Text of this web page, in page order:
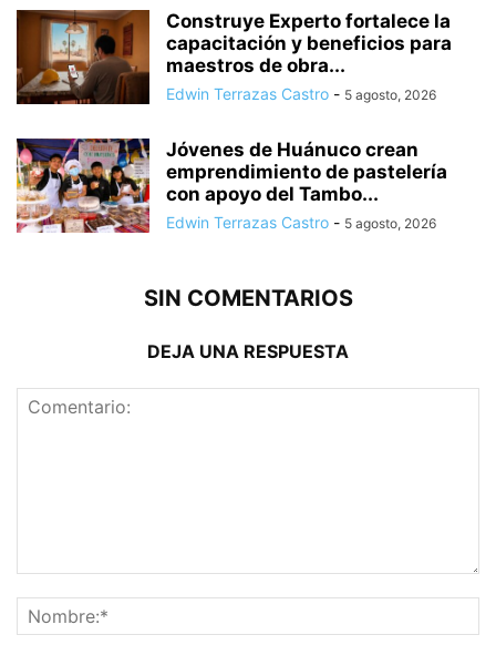
Construye Experto fortalece la
capacitación y beneficios para
maestros de obra...
Edwin Terrazas Castro - 5 agosto, 2026
Jóvenes de Huánuco crean
emprendimiento de pastelería
con apoyo del Tambo...
Edwin Terrazas Castro - 5 agosto, 2026
SIN COMENTARIOS
DEJA UNA RESPUESTA